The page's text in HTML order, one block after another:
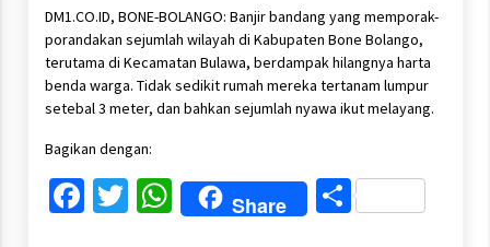
DM1.CO.ID, BONE-BOLANGO: Banjir bandang yang memporak-
porandakan sejumlah wilayah di Kabupaten Bone Bolango,
terutama di Kecamatan Bulawa, berdampak hilangnya harta
benda warga. Tidak sedikit rumah mereka tertanam lumpur
setebal 3 meter, dan bahkan sejumlah nyawa ikut melayang.
Bagikan dengan:
Facebook
Twitter
WhatsApp
Share Share